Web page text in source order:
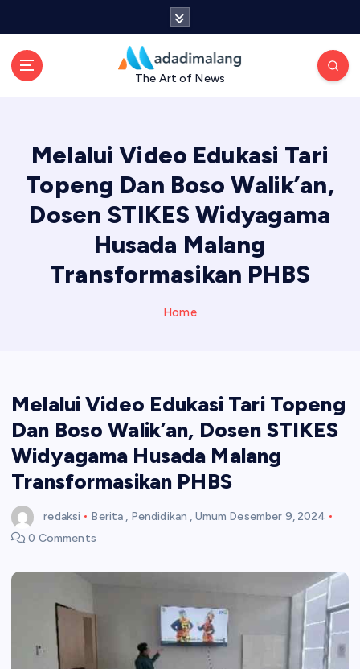
The Art of News
Melalui Video Edukasi Tari
Topeng Dan Boso Walik’an,
Dosen STIKES Widyagama
Husada Malang
Transformasikan PHBS
Home
Melalui Video Edukasi Tari Topeng
Dan Boso Walik’an, Dosen STIKES
Widyagama Husada Malang
Transformasikan PHBS
redaksi Berita , Pendidikan , Umum Desember 9, 2024
0 Comments